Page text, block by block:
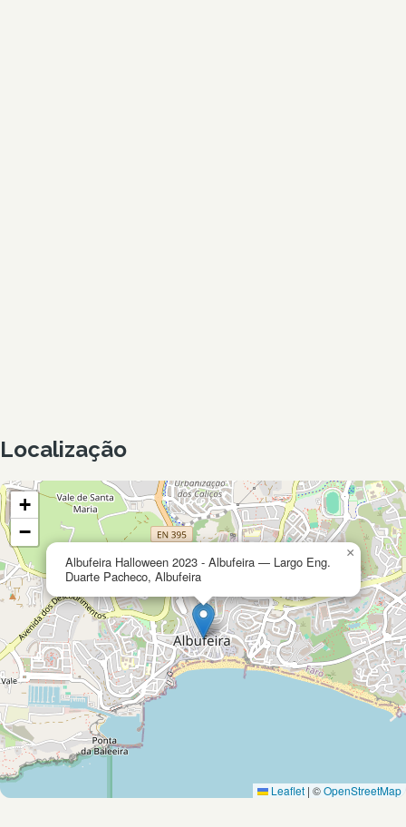
Localização
Albufeira Halloween 2023 - Albufeira — Largo Eng.
Duarte Pacheco, Albufeira
×
+
−
Leaflet | ©OpenStreetMap